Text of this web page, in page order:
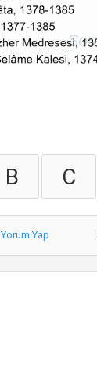
B C
Yorum Yap